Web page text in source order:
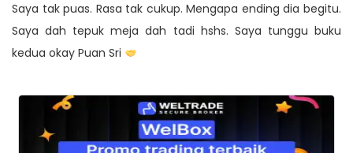
Saya tak puas. Rasa tak cukup. Mengapa ending dia begitu.
Saya dah tepuk meja dah tadi hshs. Saya tunggu buku
kedua okay Puan Sri